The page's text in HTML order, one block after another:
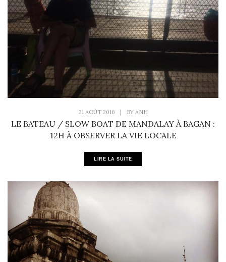
21 AOÛT 2016 BY ANH
LE BATEAU / SLOW BOAT DE MANDALAY À BAGAN :
12H À OBSERVER LA VIE LOCALE
LIRE LA SUITE